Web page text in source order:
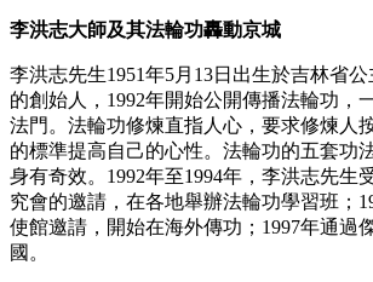
李洪志大師及其法輪功轟動京城
李洪志先生1951年5月13日出生於吉林省
的創始人，1992年開始公開傳播法輪功，
法門。法輪功修煉直指人心，要求修煉人
的標準提高自己的心性。法輪功的五套功
身有奇效。1992年至1994年，李洪志先生
究會的邀請，在各地舉辦法輪功學習班；
使館邀請，開始在海外傳功；1997年通過
國。